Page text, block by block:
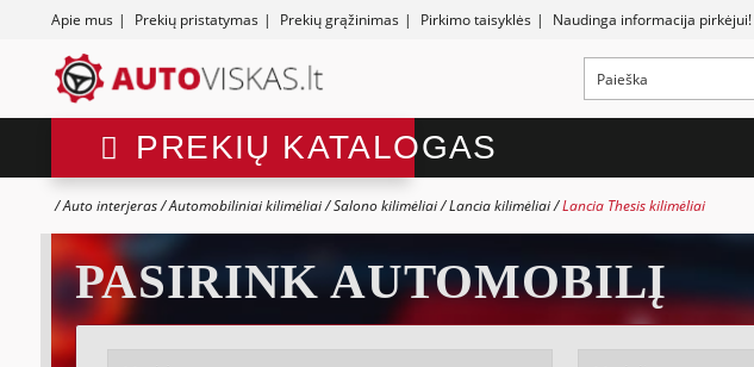
Apie mus | Prekių pristatymas | Prekių grąžinimas | Pirkimo taisyklės | Naudinga informacija pirkėjui!
PREKIŲ KATALOGAS
Auto interjeras Automobiliniai kilimėliai Salono kilimėliai Lancia kilimėliai Lancia Thesis kilimėliai
PASIRINK AUTOMOBILĮ